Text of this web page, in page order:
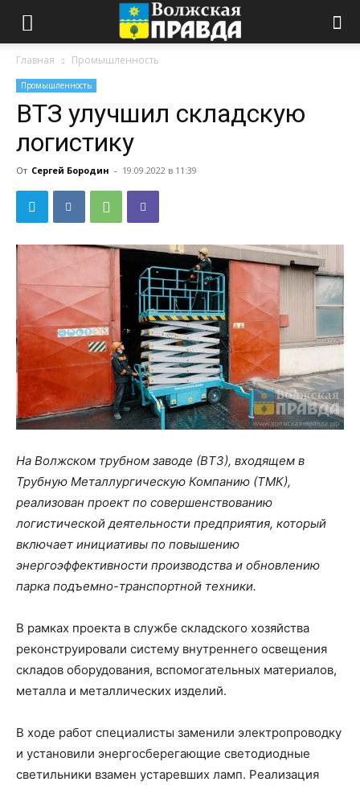
Главная Промышленность
Промышленность
ВТЗ улучшил складскую
логистику
От Сергей Бородин - 19.09.2022 в 11:39
На Волжском трубном заводе (ВТЗ), входящем в
Трубную Металлургическую Компанию (ТМК),
реализован проект по совершенствованию
логистической деятельности предприятия, который
включает инициативы по повышению
энергоэффективности производства и обновлению
парка подъемно-транспортной техники.
В рамках проекта в службе складского хозяйства
реконструировали систему внутреннего освещения
складов оборудования, вспомогательных материалов,
металла и металлических изделий.
В ходе работ специалисты заменили электропроводку
и установили энергосберегающие светодиодные
светильники взамен устаревших ламп. Реализация